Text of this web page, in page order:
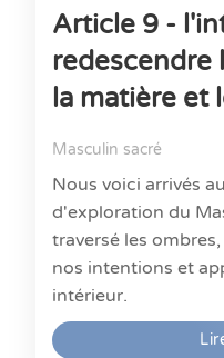
Article 9 -
redescendre
la matière et
Masculin sacré
Nous voici arrivés
d'exploration du
traversé les
nos intentions et
intérieur.